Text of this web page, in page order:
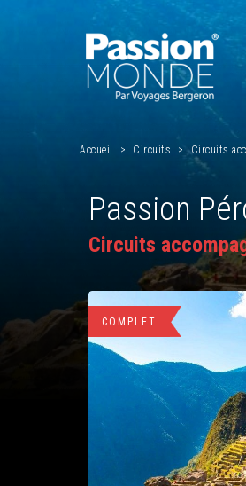
Accueil Circuits Circuits
Passion
Circuits
COMPLET